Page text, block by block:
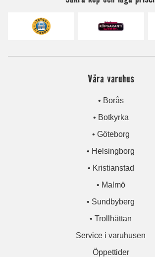
Våra varuhus
• Borås
• Botkyrka
• Göteborg
• Helsingborg
• Kristianstad
• Malmö
• Sundbyberg
• Trollhättan
Service i varuhusen
Öppettider